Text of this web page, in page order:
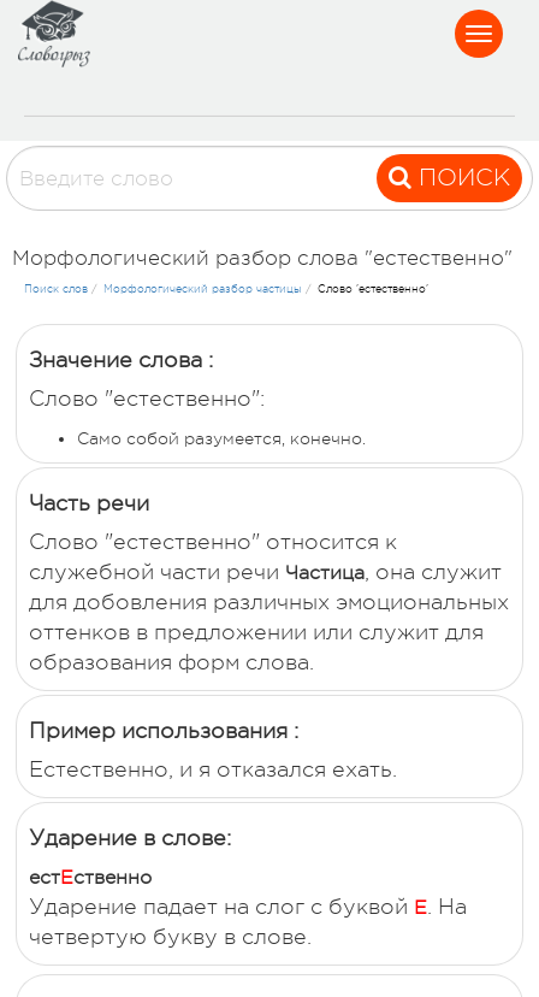
Toggle
ПОИСК
Морфологический разбор слова "естественно"
Поиск слов / Морфологический разбор частицы / Слово 'естественно'
Значение слова :
Слово "естественно":
Cамо собой разумеется, конечно.
Часть речи
Слово "естественно" относится к
служебной части речи Частица, она служит
для добовления различных эмоциональных
оттенков в предложении или служит для
образования форм слова.
Пример использования :
Естественно, и я отказался ехать.
Ударение в слове:
естЕственно
Ударение падает на слог с буквой Е. На
четвертую букву в слове.